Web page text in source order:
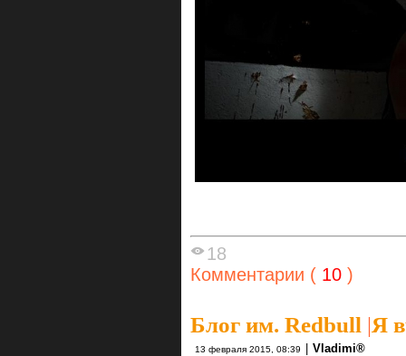
18
Комментарии ( 10 )
Блог им. Redbull |Я
13 февраля 2015, 08:39 | Vlаdimi®